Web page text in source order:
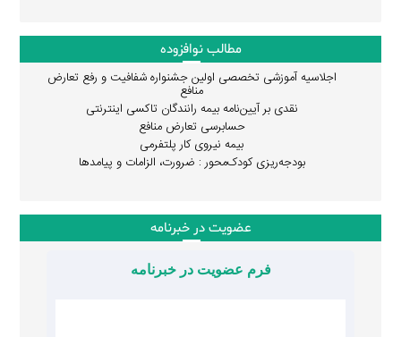
مطالب نوافزوده
اجلاسیه آموزشی تخصصی اولین جشنواره شفافیت و رفع تعارض
منافع
نقدی بر آیین‌نامه بیمه رانندگان تاکسی اینترنتی
حسابرسی تعارض منافع
بیمه نیروی کار پلتفرمی
بودجه‌ریزی کودک‌محور : ضرورت، الزامات و پیامدها
عضویت در خبرنامه
فرم عضویت در خبرنامه